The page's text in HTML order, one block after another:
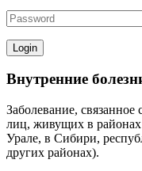
Внутренние
Заболевание,
лиц, живущих в
Урале, в Сибири,
других районах).